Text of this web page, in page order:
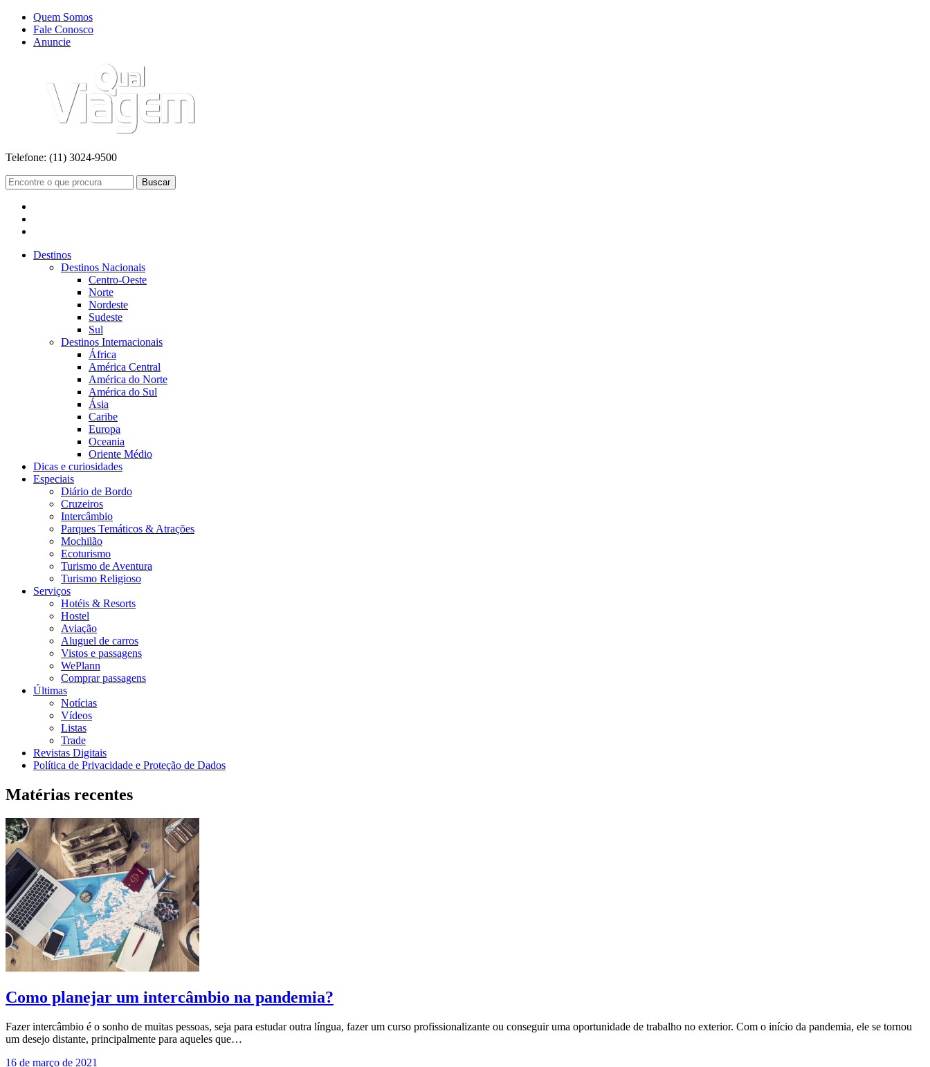
Quem Somos
Fale Conosco
Anuncie
Telefone: (11) 3024-9500
Buscar
Destinos
Destinos Nacionais
Centro-Oeste
Norte
Nordeste
Sudeste
Sul
Destinos Internacionais
África
América Central
América do Norte
América do Sul
Ásia
Caribe
Europa
Oceania
Oriente Médio
Dicas e curiosidades
Especiais
Diário de Bordo
Cruzeiros
Intercâmbio
Parques Temáticos & Atrações
Mochilão
Ecoturismo
Turismo de Aventura
Turismo Religioso
Serviços
Hotéis & Resorts
Hostel
Aviação
Aluguel de carros
Vistos e passagens
WePlann
Comprar passagens
Últimas
Notícias
Vídeos
Listas
Trade
Revistas Digitais
Política de Privacidade e Proteção de Dados
Matérias recentes
Como planejar um intercâmbio na pandemia?
Fazer intercâmbio é o sonho de muitas pessoas, seja para estudar outra língua, fazer um curso profissionalizante ou conseguir uma oportunidade de trabalho no exterior. Com o início da pandemia, ele se tornou
um desejo distante, principalmente para aqueles que…
16 de março de 2021